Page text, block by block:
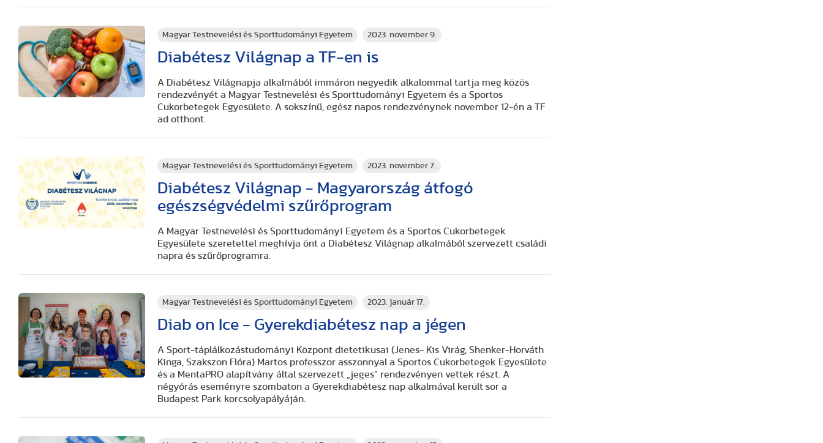
Magyar Testnevelési és Sporttudományi Egyetem 2023. november 9.
Diabétesz Világnap a TF-en is
A Diabétesz Világnapja alkalmából immáron negyedik alkalommal tartja meg közös
rendezvényét a Magyar Testnevelési és Sporttudományi Egyetem és a Sportos
Cukorbetegek Egyesülete. A sokszínű, egész napos rendezvénynek november 12-én a TF
ad otthont.
Magyar Testnevelési és Sporttudományi Egyetem 2023. november 7.
Diabétesz Világnap - Magyarország átfogó
egészségvédelmi szűrőprogram
A Magyar Testnevelési és Sporttudományi Egyetem és a Sportos Cukorbetegek
Egyesülete szeretettel meghívja önt a Diabétesz Világnap alkalmából szervezett családi
napra és szűrőprogramra.
Magyar Testnevelési és Sporttudományi Egyetem 2023. január 17.
Diab on Ice - Gyerekdiabétesz nap a jégen
A Sport-táplálkozástudományi Központ dietetikusai (Jenes- Kis Virág, Shenker-Horváth
Kinga, Szakszon Flóra) Martos professzor asszonnyal a Sportos Cukorbetegek Egyesülete
és a MentaPRO alapítvány által szervezett „jeges” rendezvényen vettek részt. A
négyórás eseményre szombaton a Gyerekdiabétesz nap alkalmával került sor a
Budapest Park korcsolyapályáján.